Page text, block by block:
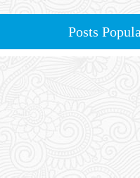
Posts